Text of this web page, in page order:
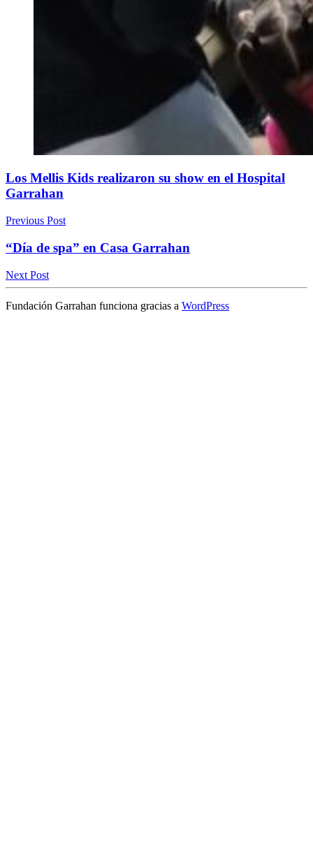
Los Mellis Kids realizaron su show en el Hospital
Garrahan
Previous Post
“Día de spa” en Casa Garrahan
Next Post
Fundación Garrahan funciona gracias a WordPress